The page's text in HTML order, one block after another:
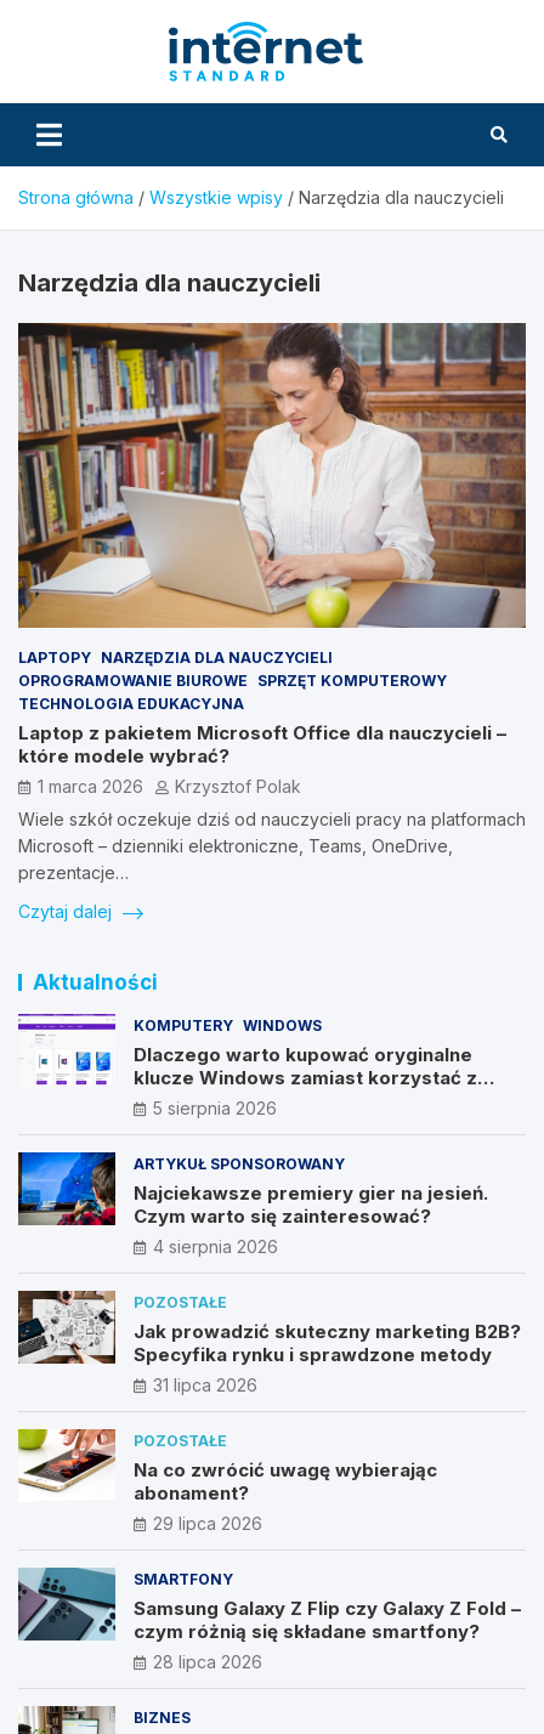
Strona główna Wszystkie wpisy Narzędzia dla nauczycieli
Narzędzia dla nauczycieli
LAPTOPY NARZĘDZIA DLA NAUCZYCIELI
OPROGRAMOWANIE BIUROWE
SPRZĘT KOMPUTEROWY
TECHNOLOGIA EDUKACYJNA
Laptop z pakietem Microsoft Office dla nauczycieli –
które modele wybrać?
1 marca 2026
Krzysztof Polak
Wiele szkół oczekuje dziś od nauczycieli pracy na platformach
Microsoft – dzienniki elektroniczne, Teams, OneDrive,
prezentacje…
Czytaj dalej
Aktualności
KOMPUTERY WINDOWS
Dlaczego warto kupować oryginalne
klucze Windows zamiast korzystać z
nieautoryzowanych źródeł?
5 sierpnia 2026
ARTYKUŁ SPONSOROWANY
Najciekawsze premiery gier na jesień.
Czym warto się zainteresować?
4 sierpnia 2026
POZOSTAŁE
Jak prowadzić skuteczny marketing B2B?
Specyfika rynku i sprawdzone metody
31 lipca 2026
POZOSTAŁE
Na co zwrócić uwagę wybierając
abonament?
29 lipca 2026
SMARTFONY
Samsung Galaxy Z Flip czy Galaxy Z Fold –
czym różnią się składane smartfony?
28 lipca 2026
BIZNES